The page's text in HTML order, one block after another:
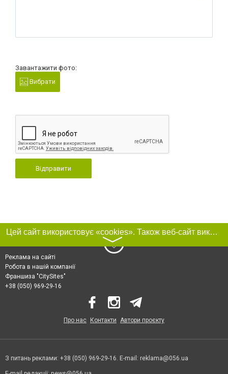
Завантажити фото:
Вибрати
Відправити
Цей сайт використовує «cookies». Також веб-сайт використовує інтернет-сервіс для збору технічних даних стосовно відвідувачів з метою отримання маркетингової та статистичної інформації. Умови обробки даних відвідувачів сайту див.
〉
Реклама на сайті
Робота в нашій компанії
Франшиза "CitySites"
+38 (050) 969-29-16
Про нас Контакти Автори проєкту
З питань реклами: +38 (050) 969-29-16. E-mail: reklama@056.ua